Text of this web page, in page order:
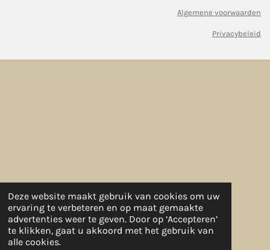
Deze website maakt gebruik van cookies om uw
ervaring te verbeteren en op maat gemaakte
advertenties weer te geven. Door op ‘Accepteren’
te klikken, gaat u akkoord met het gebruik van
alle cookies.
Algemene voorwaarden
Privacybeleid